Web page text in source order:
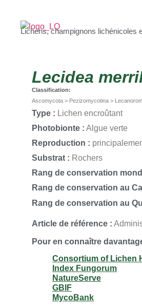
Lichens, champignons lichénicoles
Lecidea
Classification:
Ascomycota > Pezizomycotina >
Type : Lichen encroûtant
Photobionte : Algue verte
Reproduction :
Substrat : Rochers
Rang de conservation
Rang de conservation au
Rang de conservation au
Article de référence :
Pour en connaître
Consortium of Lichen
Index Fungorum
NatureServe
GBIF
MycoBank